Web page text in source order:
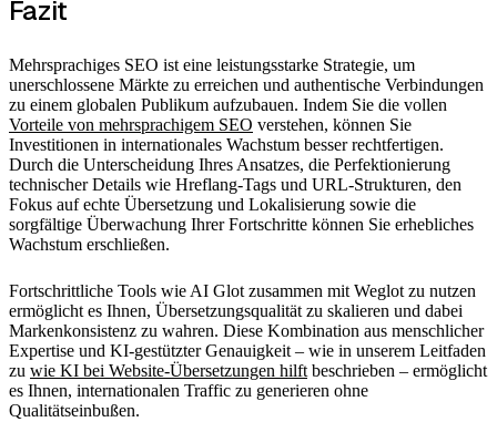
Fazit
Mehrsprachiges SEO ist eine leistungsstarke Strategie, um
unerschlossene Märkte zu erreichen und authentische Verbindungen
zu einem globalen Publikum aufzubauen. Indem Sie die vollen
Vorteile von mehrsprachigem SEO verstehen, können Sie
Investitionen in internationales Wachstum besser rechtfertigen.
Durch die Unterscheidung Ihres Ansatzes, die Perfektionierung
technischer Details wie Hreflang-Tags und URL-Strukturen, den
Fokus auf echte Übersetzung und Lokalisierung sowie die
sorgfältige Überwachung Ihrer Fortschritte können Sie erhebliches
Wachstum erschließen.
Fortschrittliche Tools wie AI Glot zusammen mit Weglot zu nutzen
ermöglicht es Ihnen, Übersetzungsqualität zu skalieren und dabei
Markenkonsistenz zu wahren. Diese Kombination aus menschlicher
Expertise und KI-gestützter Genauigkeit – wie in unserem Leitfaden
zu wie KI bei Website-Übersetzungen hilft beschrieben – ermöglicht
es Ihnen, internationalen Traffic zu generieren ohne
Qualitätseinbußen.